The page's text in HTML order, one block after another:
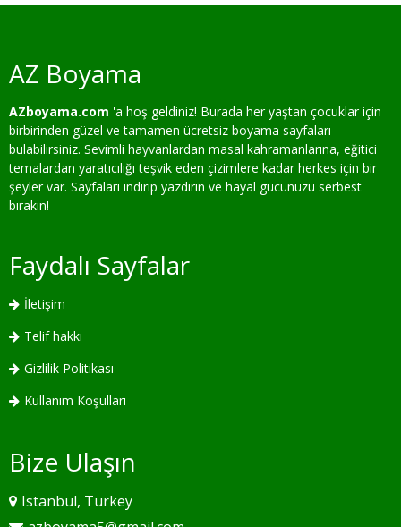
AZ Boyama
AZboyama.com 'a hoş geldiniz! Burada her yaştan çocuklar için
birbirinden güzel ve tamamen ücretsiz boyama sayfaları
bulabilirsiniz. Sevimli hayvanlardan masal kahramanlarına, eğitici
temalardan yaratıcılığı teşvik eden çizimlere kadar herkes için bir
şeyler var. Sayfaları indirip yazdırın ve hayal gücünüzü serbest
bırakın!
Faydalı Sayfalar
İletişim
Telif hakkı
Gizlilik Politikası
Kullanım Koşulları
Bize Ulaşın
Istanbul, Turkey